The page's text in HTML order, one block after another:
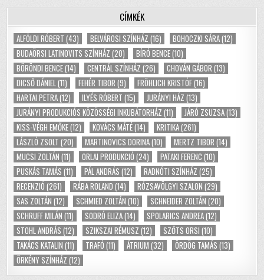
CÍMKÉK
ALFÖLDI RÓBERT (43) BELVÁROSI SZÍNHÁZ (16) BOHOCZKI SÁRA(12)
BUDAÖRSI LATINOVITS SZÍNHÁZ (20) BÍRÓ BENCE(10)
BÖRÖNDI BENCE(14) CENTRÁL SZÍNHÁZ (26) CHOVÁN GÁBOR (13)
DICSŐ DÁNIEL (11) FEHÉR TIBOR (9) FRÖHLICH KRISTÓF(16)
HARTAI PETRA(12) ILYÉS RÓBERT (15) JURÁNYI HÁZ (13)
JURÁNYI PRODUKCIÓS KÖZÖSSÉGI INKUBÁTORHÁZ (11) JÁRÓ ZSUZSA(13)
KISS-VÉGH EMŐKE(12) KOVÁCS MÁTÉ(14) KRITIKA(261)
LÁSZLÓ ZSOLT (20) MARTINOVICS DORINA(10) MERTZ TIBOR (14)
MUCSI ZOLTÁN (11) ORLAI PRODUKCIÓ (24) PATAKI FERENC (10)
PUSKÁS TAMÁS (11) PÁL ANDRÁS (12) RADNÓTI SZÍNHÁZ (25)
RECENZIÓ (261) RÁBA ROLAND (14) RÓZSAVÖLGYI SZALON (29)
SAS ZOLTÁN (12) SCHMIED ZOLTÁN (10) SCHNEIDER ZOLTÁN (20)
SCHRUFF MILÁN (11) SODRÓ ELIZA(14) SPOLARICS ANDREA(12)
STOHL ANDRÁS (12) SZIKSZAI RÉMUSZ (12) SZŐTS ORSI (10)
TAKÁCS KATALIN (11) TRAFÓ (11) ÁTRIUM (32) ÖRDÖG TAMÁS (13)
ÖRKÉNY SZÍNHÁZ (12)